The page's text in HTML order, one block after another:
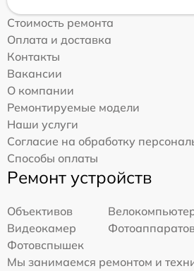
Стоимость ремонта
Оплата и доставка
Контакты
Вакансии
О компании
Ремонтируемые модели
Наши услуги
Согласие на обработку
Способы оплаты
Ремонт устройств
Объективов
Видеокамер
Фотовспышек
Мы занимаемся ремонтом и